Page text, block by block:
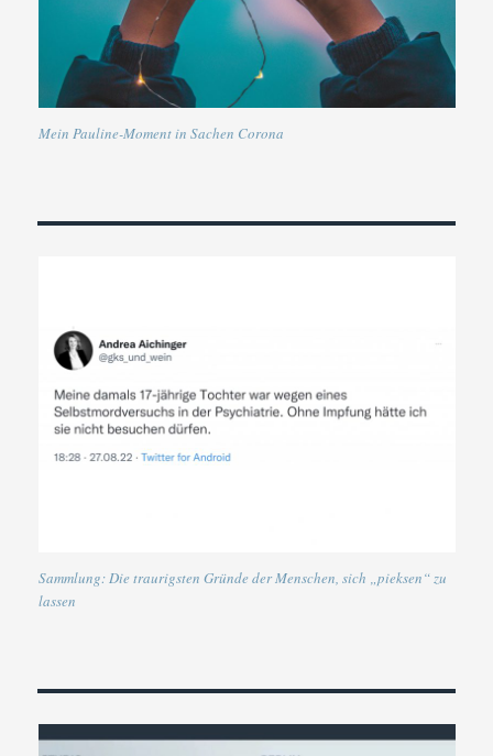
Mein Pauline-Moment in Sachen Corona
Sammlung: Die traurigsten Gründe der Menschen, sich „pieksen“ zu
lassen